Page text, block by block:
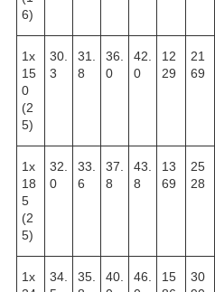
6)
1х
15
0
(2
5)
30.
3
31.
8
36.
0
42.
0
12
29
21
69
1х
18
5
(2
5)
32.
0
33.
6
37.
8
43.
8
13
69
25
28
1х
34.
35.
40.
46.
15
30